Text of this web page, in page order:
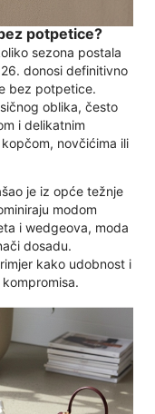
potpetice?
sezona postala
donosi definitivno
bez potpetice.
oblika, često
i delikatnim
novčićima ili
je iz opće težnje
modom
i wedgeova, moda
dosadu.
kako udobnost i